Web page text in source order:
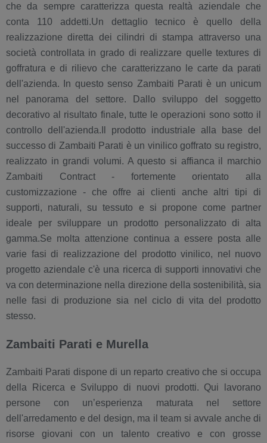
che da sempre caratterizza questa realtà aziendale che
conta 110 addetti.Un dettaglio tecnico è quello della
realizzazione diretta dei cilindri di stampa attraverso una
società controllata in grado di realizzare quelle textures di
goffratura e di rilievo che caratterizzano le carte da parati
dell'azienda. In questo senso Zambaiti Parati è un unicum
nel panorama del settore. Dallo sviluppo del soggetto
decorativo al risultato finale, tutte le operazioni sono sotto il
controllo dell'azienda.Il prodotto industriale alla base del
successo di Zambaiti Parati è un vinilico goffrato su registro,
realizzato in grandi volumi. A questo si affianca il marchio
Zambaiti Contract - fortemente orientato alla
customizzazione - che offre ai clienti anche altri tipi di
supporti, naturali, su tessuto e si propone come partner
ideale per sviluppare un prodotto personalizzato di alta
gamma.Se molta attenzione continua a essere posta alle
varie fasi di realizzazione del prodotto vinilico, nel nuovo
progetto aziendale c'è una ricerca di supporti innovativi che
va con determinazione nella direzione della sostenibilità, sia
nelle fasi di produzione sia nel ciclo di vita del prodotto
stesso.
Zambaiti Parati e Murella
Zambaiti Parati dispone di un reparto creativo che si occupa
della Ricerca e Sviluppo di nuovi prodotti. Qui lavorano
persone con un’esperienza maturata nel settore
dell'arredamento e del design, ma il team si avvale anche di
risorse giovani con un talento creativo e con grosse